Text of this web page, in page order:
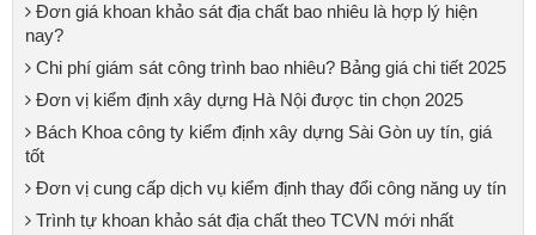
Đơn giá khoan khảo sát địa chất bao nhiêu là hợp lý hiện
nay?
Chi phí giám sát công trình bao nhiêu? Bảng giá chi tiết 2025
Đơn vị kiểm định xây dựng Hà Nội được tin chọn 2025
Bách Khoa công ty kiểm định xây dựng Sài Gòn uy tín, giá
tốt
Đơn vị cung cấp dịch vụ kiểm định thay đổi công năng uy tín
Trình tự khoan khảo sát địa chất theo TCVN mới nhất